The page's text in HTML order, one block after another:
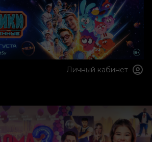
Личный кабинет